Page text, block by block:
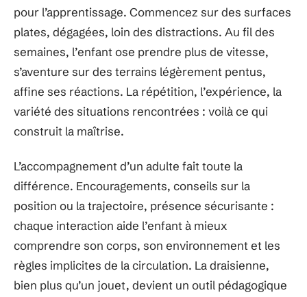
pour l’apprentissage. Commencez sur des surfaces
plates, dégagées, loin des distractions. Au fil des
semaines, l’enfant ose prendre plus de vitesse,
s’aventure sur des terrains légèrement pentus,
affine ses réactions. La répétition, l’expérience, la
variété des situations rencontrées : voilà ce qui
construit la maîtrise.
L’accompagnement d’un adulte fait toute la
différence. Encouragements, conseils sur la
position ou la trajectoire, présence sécurisante :
chaque interaction aide l’enfant à mieux
comprendre son corps, son environnement et les
règles implicites de la circulation. La draisienne,
bien plus qu’un jouet, devient un outil pédagogique